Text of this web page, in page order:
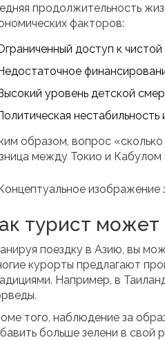
продолжительность
факторов:
доступ к
уровень детской
нестабильность
образом, вопрос
между Токио и
турист может
поездку в Азию, вы
курорты предлагают
Например, в
того, наблюдение за
больше зелени в свой